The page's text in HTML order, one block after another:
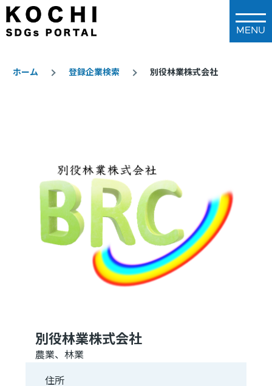
メインコンテンツに移動
ホーム 登録企業検索 別役林業株式会社
別役林業株式会社
農業、林業
住所